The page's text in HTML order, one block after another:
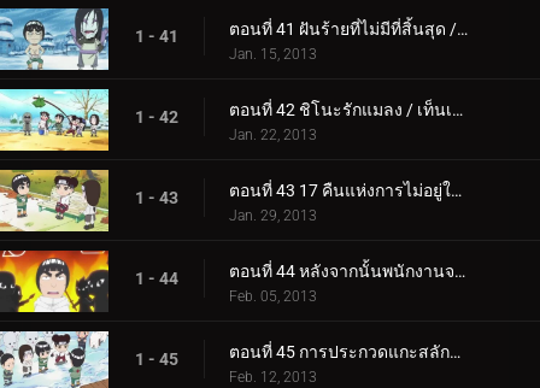
1 - 41 ตอนที่ 41 ฝันร้ายที่ไม่มีที่สิ้นสุด / การสร้างสรรค์จากอนาคต!
Jan. 15, 2013
1 - 42 ตอนที่ 42 ชิโนะรักแมลง / เท็นเท็นต่อสู้กับการต่อสู้ของหญิงสาว
Jan. 22, 2013
1 - 43 ตอนที่ 43 17 คืนแห่งการไม่อยู่ในสายตา / ทำความสะอาดห้องน้ำทำให้จิตใจสะอาด
Jan. 29, 2013
1 - 44 ตอนที่ 44 หลังจากนั้นพนักงานจะกินถั่ว! / ไรคาเงะถูกโจมตี!
Feb. 05, 2013
1 - 45 ตอนที่ 45 การประกวดแกะสลักหิมะเพลิง! / สนามรบที่เรียกว่าวันวาเลนไทน์!
Feb. 12, 2013